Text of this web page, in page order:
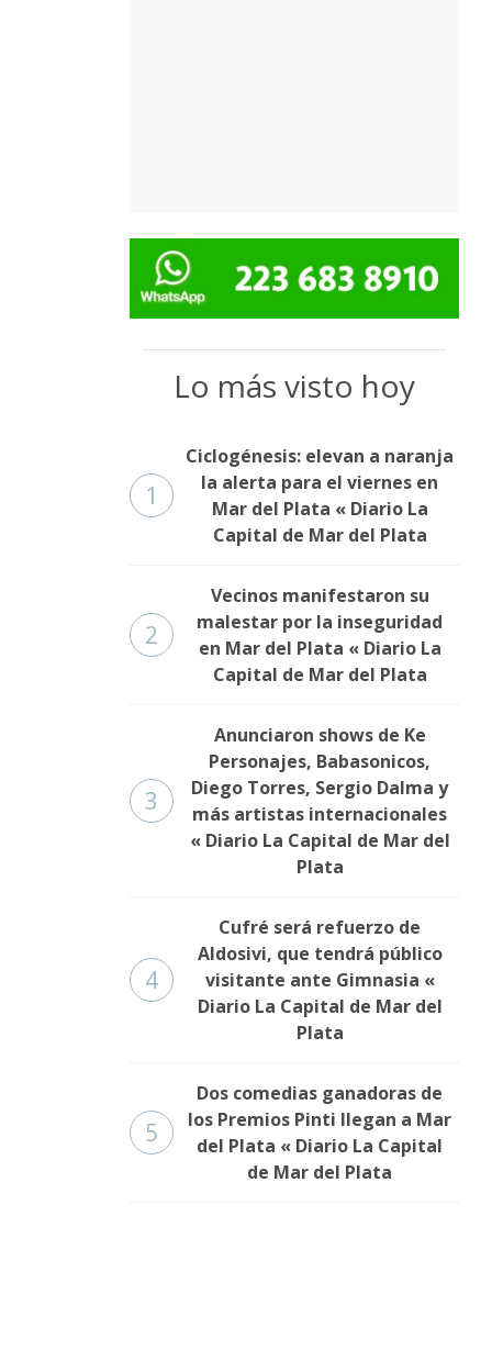
Lo más visto hoy
1
Ciclogénesis: elevan a naranja
la alerta para el viernes en
Mar del Plata « Diario La
Capital de Mar del Plata
2
Vecinos manifestaron su
malestar por la inseguridad
en Mar del Plata « Diario La
Capital de Mar del Plata
3
Anunciaron shows de Ke
Personajes, Babasonicos,
Diego Torres, Sergio Dalma y
más artistas internacionales
« Diario La Capital de Mar del
Plata
4
Cufré será refuerzo de
Aldosivi, que tendrá público
visitante ante Gimnasia «
Diario La Capital de Mar del
Plata
5
Dos comedias ganadoras de
los Premios Pinti llegan a Mar
del Plata « Diario La Capital
de Mar del Plata